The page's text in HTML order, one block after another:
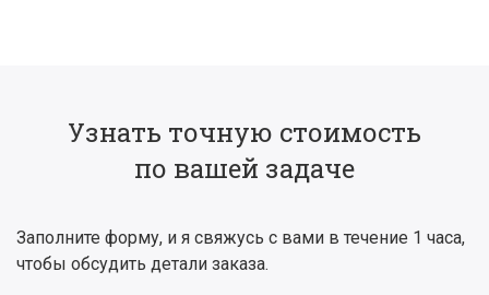
Узнать точную стоимость
по вашей задаче
Заполните форму, и я свяжусь с вами в течение 1 часа,
чтобы обсудить детали заказа.